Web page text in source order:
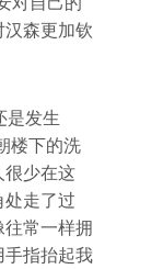
森更加钦
是发生
楼下的洗
很少在这
处走了过
常一样拥
手指抬起我